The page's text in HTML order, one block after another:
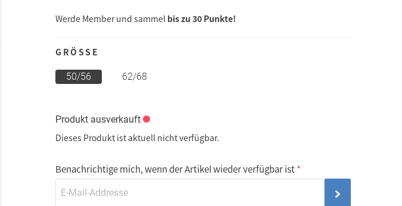
Werde Member und sammel bis zu 30 Punkte!
GRÖSSE
50/56 62/68
Produkt ausverkauft
Dieses Produkt ist aktuell nicht verfügbar.
Benachrichtige mich, wenn der Artikel wieder verfügbar ist